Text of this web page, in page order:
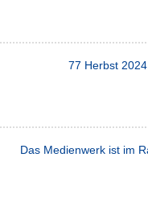
77 Herbst 2024
Das Medienwerk ist im